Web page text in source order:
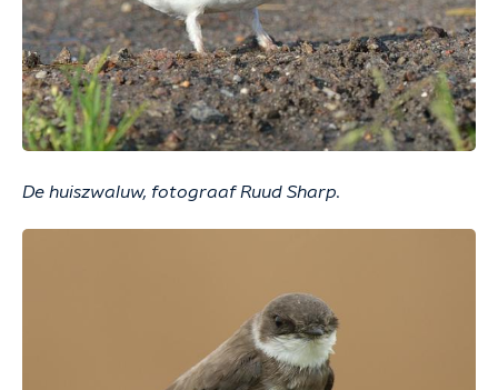
De huiszwaluw, fotograaf Ruud Sharp.